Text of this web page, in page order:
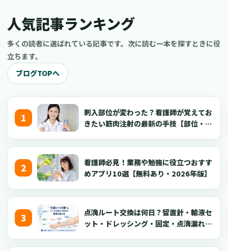
概要や予防法、発生後のケアについて解説します。
人気記事ランキング
多くの読者に選ばれている記事です。次に読む一本を探すときに役
立ちます。
ブログTOPへ
刺入部位が変わった？看護師が覚えてお
きたい筋肉注射の最新の手技【部位・
看護師必見！業務や勉強に役立つおすす
めアプリ10選【無料あり・2026年版】
点滴ルート交換は何日？留置針・輸液セ
ット・ドレッシング・固定・点滴漏れ対